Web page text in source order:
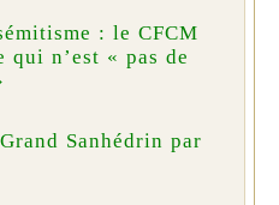
: le CFCM
n’est « pas de
Sanhédrin par